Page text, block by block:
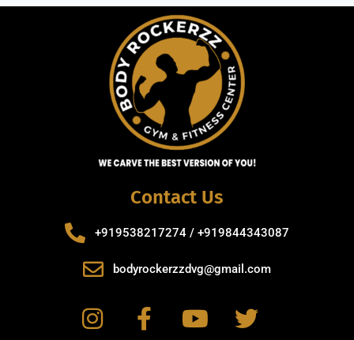
Contact Us
+919538217274 / +919844343087
bodyrockerzzdvg@gmail.com